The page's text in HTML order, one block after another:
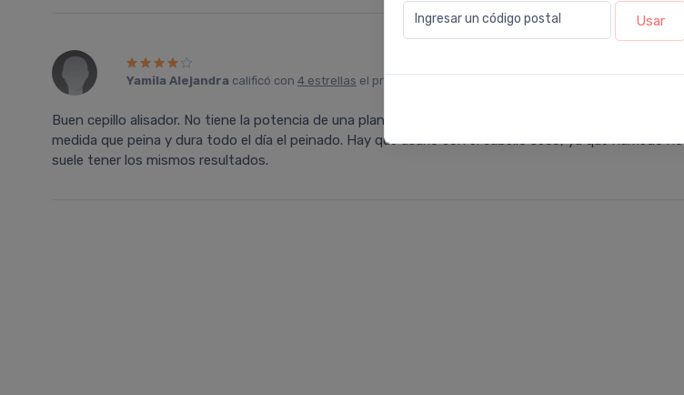
Ingresar un código postal Usar
Yamila Alejandra calificó con 4 estrellas el producto en
Buen cepillo alisador. No tiene la potencia de una plancha de pelo, pero control el friz muy bien a
medida que peina y dura todo el dí­a el peinado. Hay que usarlo con el cabello seco, ya que húmedo no
suele tener los mismos resultados.